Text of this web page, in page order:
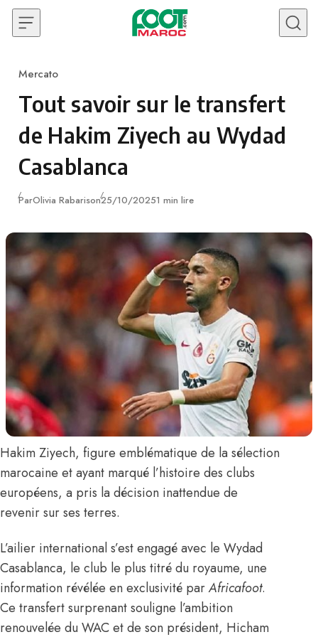
Skip to content
Category
Mercato
Tout savoir sur le transfert
de Hakim Ziyech au Wydad
Casablanca
ParOlivia RabarisonPublié
25/10/20251 min lire
Hakim Ziyech, figure emblématique de la sélection
marocaine et ayant marqué l’histoire des clubs
européens, a pris la décision inattendue de
revenir sur ses terres.
L’ailier international s’est engagé avec le Wydad
Casablanca, le club le plus titré du royaume, une
information révélée en exclusivité parAfricafoot.
Ce transfert surprenant souligne l’ambition
renouvelée du WAC et de son président, Hicham